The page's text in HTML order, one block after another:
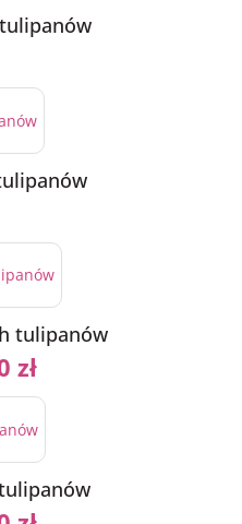
tulipanów
zł